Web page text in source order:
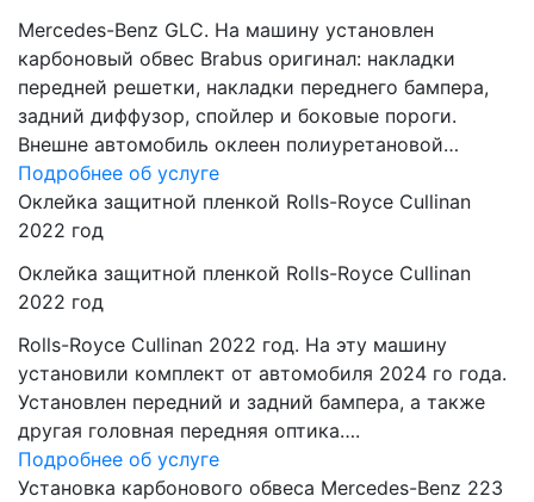
Mercedes-Benz GLC. На машину установлен
карбоновый обвес Brabus оригинал: накладки
передней решетки, накладки переднего бампера,
задний диффузор, спойлер и боковые пороги.
Внешне автомобиль оклеен полиуретановой…
Подробнее об услуге
Оклейка защитной пленкой Rolls-Royce Cullinan
2022 год
Оклейка защитной пленкой Rolls-Royce Cullinan
2022 год
Rolls-Royce Cullinan 2022 год. На эту машину
установили комплект от автомобиля 2024 го года.
Установлен передний и задний бампера, а также
другая головная передняя оптика….
Подробнее об услуге
Установка карбонового обвеса Mercedes-Benz 223